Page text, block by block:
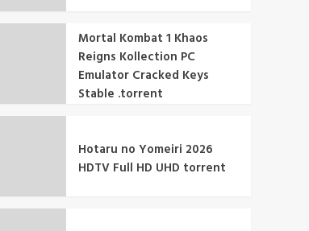
Mortal Kombat 1 Khaos
Reigns Kollection PC
Emulator Cracked Keys
Stable .torrent
Hotaru no Yomeiri 2026
HDTV Full HD UHD torrent